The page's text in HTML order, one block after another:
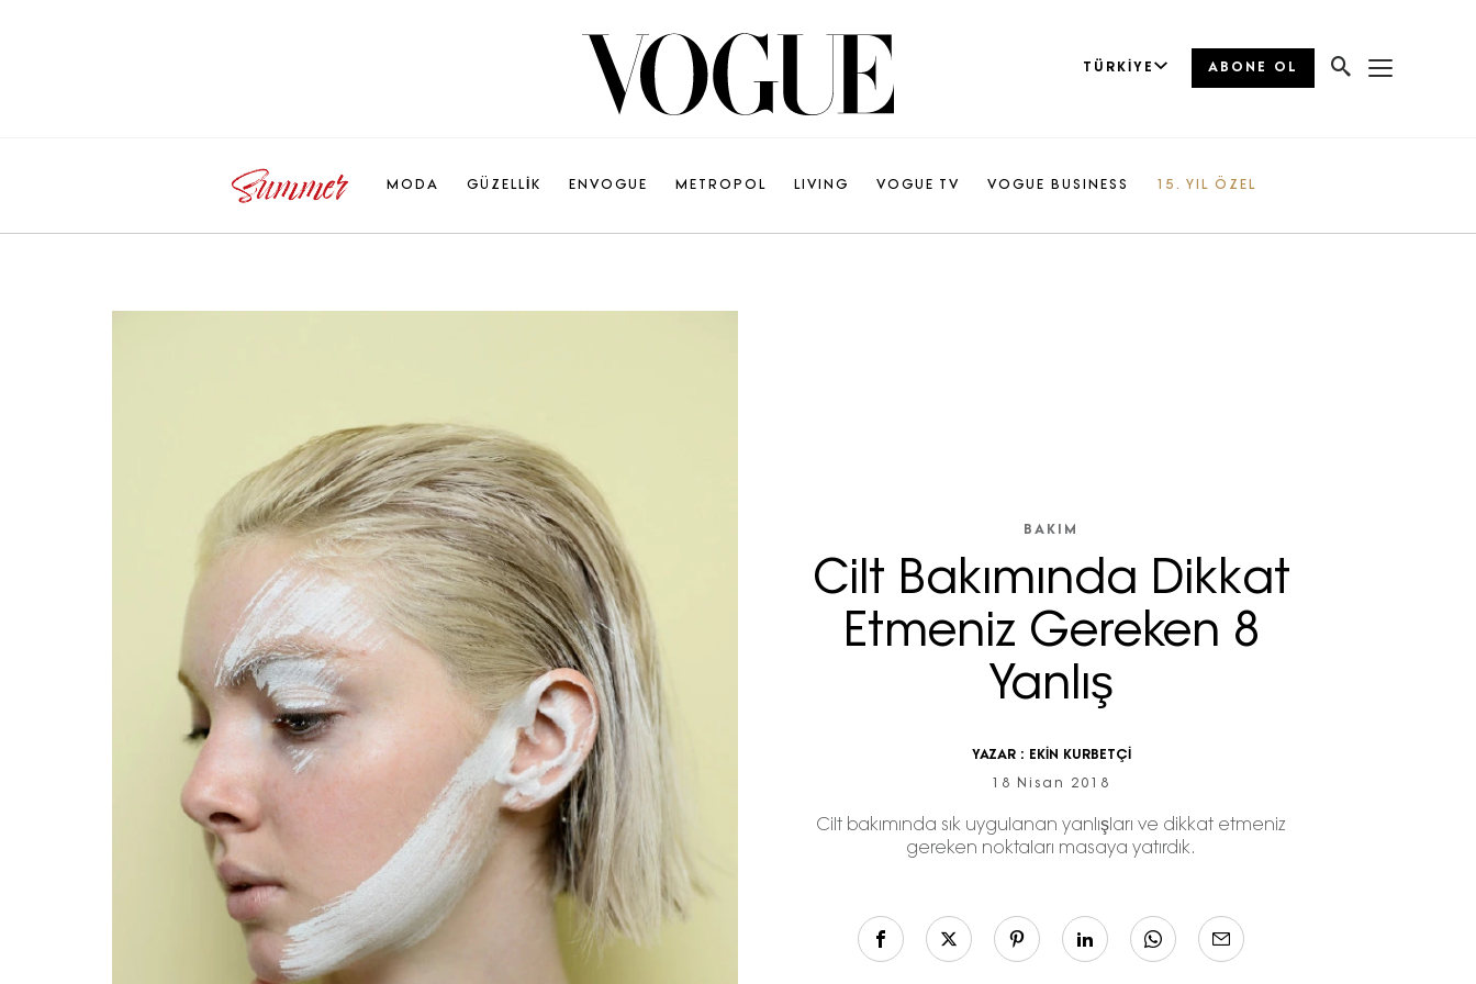
TÜRKIYE ABONE OL
MODA GÜZELLİK ENVOGUE METROPOL LIVING VOGUE TV VOGUE BUSINESS 15. YIL ÖZEL
BAKIM
Cilt Bakımında Dikkat
Etmeniz Gereken 8
Yanlış
YAZAR : EKİN KURBETÇİ
18 Nisan 2018
Cilt bakımında sık uygulanan yanlışları ve dikkat etmeniz
gereken noktaları masaya yatırdık.